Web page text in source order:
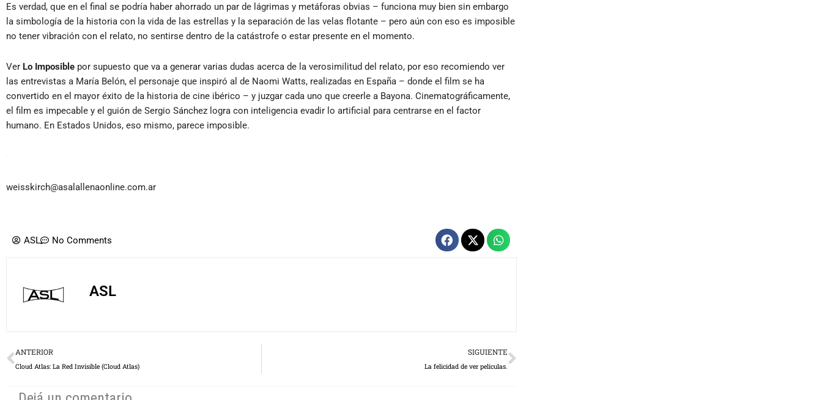
Es verdad, que en el final se podría haber ahorrado un par de lágrimas y metáforas obvias – funciona muy bien sin embargo
la simbología de la historia con la vida de las estrellas y la separación de las velas flotante – pero aún con eso es imposible
no tener vibración con el relato, no sentirse dentro de la catástrofe o estar presente en el momento.
Ver Lo Imposible por supuesto que va a generar varias dudas acerca de la verosimilitud del relato, por eso recomiendo ver
las entrevistas a María Belón, el personaje que inspiró al de Naomi Watts, realizadas en España – donde el film se ha
convertido en el mayor éxito de la historia de cine ibérico – y juzgar cada uno que creerle a Bayona. Cinematográficamente,
el film es impecable y el guión de Sergio Sánchez logra con inteligencia evadir lo artificial para centrarse en el factor
humano. En Estados Unidos, eso mismo, parece imposible.
weisskirch@asalallenaonline.com.ar
ASL No Comments
ASL
Prev
ANTERIOR
Cloud Atlas: La Red Invisible (Cloud Atlas)
SIGUIENTE
La felicidad de ver películas.
Next